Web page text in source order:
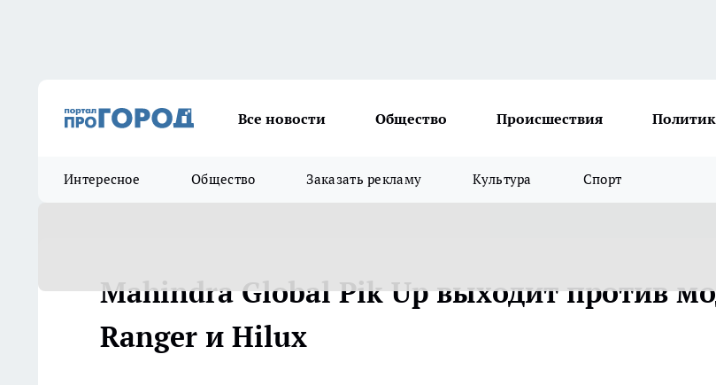
Все новости Общество Происшествия
Интересное Общество Заказать рекламу Культура Спорт
Mahindra Global Pik Up выходит против
Ranger и Hilux